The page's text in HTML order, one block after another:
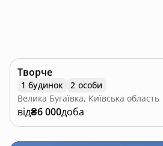
Творче
1 будинок
2 особи
Велика Бугаївка, Київська область
від₴6 000доба